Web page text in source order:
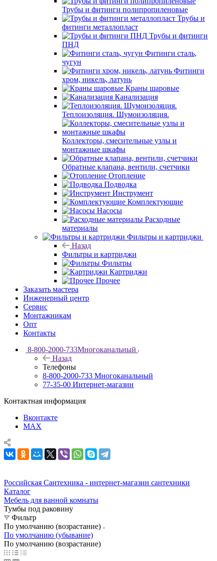
Трубы и фитинги полипропиленовые
Трубы и
фитинги металлопласт
Трубы и фитинги
ПНД
Фитинги сталь,
чугун
Фитинги
хром, никель, латунь
Краны шаровые
Канализация
Теплоизоляция. Шумоизоляция.
Коллекторы, смесительные узлы и
монтажные шкафы
Обратные клапана, вентили, счетчики
Отопление
Подводка
Инструмент
Комплектующие
Насосы
Расходные
материалы
Фильтры и картриджи
Назад
Фильтры и картриджи
Фильтры
Картриджи
Прочее
Заказать мастера
Инженерный центр
Сервис
Монтажникам
Опт
Контакты
8-800-2000-733Многоканальный
Назад
Телефоны
8-800-2000-733 Многоканальный
77-35-00 Интернет-магазин
Контактная информация
Вконтакте
MAX
Российская Сантехника - интернет-магазин сантехники
Каталог
Мебель для ванной комнаты
Тумбы под раковину
Фильтр
По умолчанию (возрастание)
По умолчанию (убывание)
По умолчанию (возрастание)